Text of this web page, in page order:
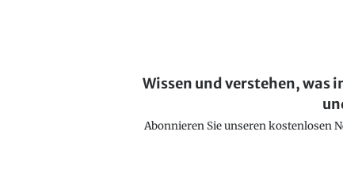
Wissen und verstehen, was
Abonnieren Sie unseren kostenlosen